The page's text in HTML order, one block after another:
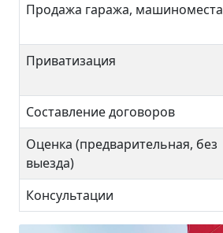
Продажа гаража, машиноместа
Приватизация
Составление договоров
Оценка (предварительная, без
выезда)
Консультации